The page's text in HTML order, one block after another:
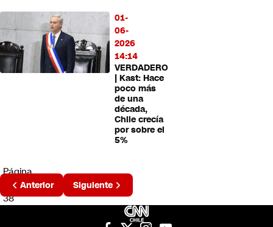
01-
06-
2026
14:14
VERDADERO
| Kast: Hace
poco más
de una
década,
Chile crecía
por sobre el
5%
Página
2 de
38
Anterior Siguiente